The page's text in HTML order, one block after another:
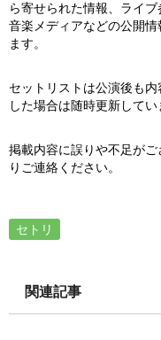
ら寄せられた情報、ライ
音楽メディアなどの公開
ます。
セットリストは公演後も
した場合は随時更新してい
掲載内容に誤りや不足がご
りご連絡ください。
セトリ
関連記事